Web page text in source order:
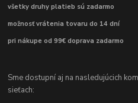
všetky druhy platieb sú zadarmo
možnosť vrátenia tovaru do 14 dní
pri nákupe od 99€ doprava zadarmo
Sme dostupní aj na nasledujúcich
sieťach: